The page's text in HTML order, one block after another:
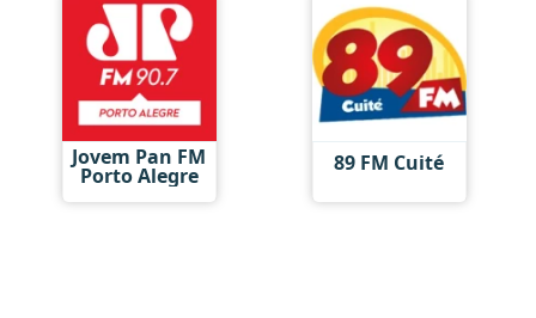
Jovem Pan FM
Porto Alegre 89 FM Cuité